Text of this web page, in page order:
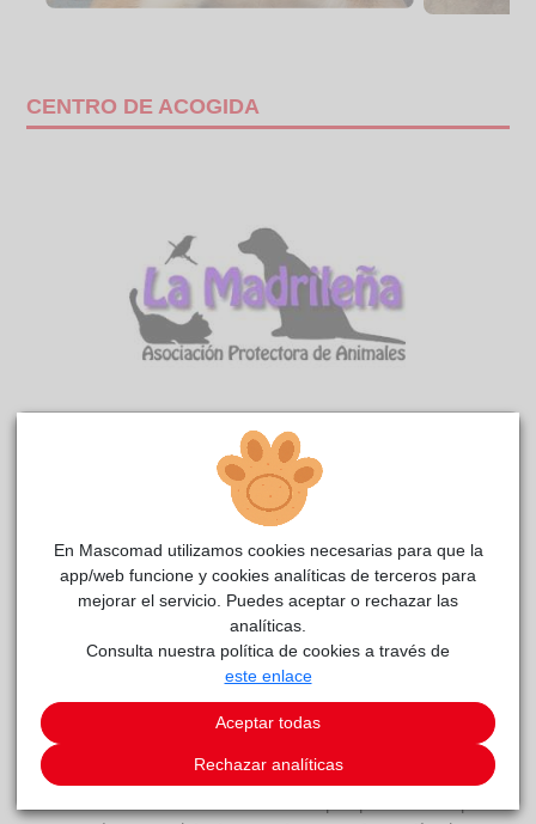
CENTRO DE ACOGIDA
reside actualmente en el centro de acogida
COMENTARIOS
Carácter
Descripción Garra llegó a nuestro albergue junto a Pintura,
dejando atrás su pasado de rehala. Tiene carácter equilibrado
y un poco sensible. Algo tímido al principio de conocerte. Le
agobia un poco la puesta de arnés y manipulación en general
pero cuando ya te conoce relaja la tensión. Solo hemos
podido probarle en exterior un par de veces por lo que nos
gustaría valorarle un poco más, pero lo que si pudimos
En Mascomad utilizamos cookies necesarias para que la
app/web funcione y cookies analíticas de terceros para
mejorar el servicio. Puedes aceptar o rechazar las
analíticas.
Consulta nuestra política de cookies a través de
este enlace
Aceptar todas
Rechazar analíticas